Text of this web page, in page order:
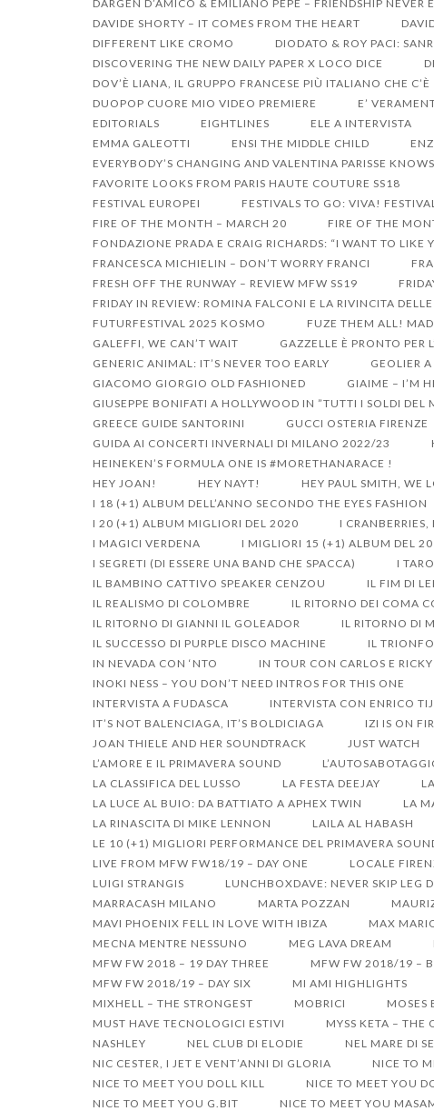
DARGEN D’AMICO & EMILIANO PEPE – FRIENDSHIP NEVER
DAVIDE SHORTY – IT COMES FROM THE HEART
DIFFERENT LIKE CROMO
DIODATO & ROY PACI:
DISCOVERING THE NEW DAILY PAPER X LOCO DICE
DOV’È LIANA, IL GRUPPO FRANCESE PIÙ ITALIANO CHE C’È
DUOPOP CUORE MIO VIDEO PREMIERE
E’
EDITORIALS
EIGHTLINES ELE A INTERVISTA
EMMA GALEOTTI
ENSI THE MIDDLE CHILD
EVERYBODY’S CHANGING AND VALENTINA PARISSE
FAVORITE LOOKS FROM PARIS HAUTE COUTURE SS18
FESTIVAL EUROPEI
FESTIVALS TO GO: VIVA!
FIRE OF THE MONTH – MARCH 20
FIRE OF THE
FONDAZIONE PRADA E CRAIG RICHARDS: “I WANT TO LIKE
FRANCESCA MICHIELIN – DON’T WORRY FRANCI
FRESH OFF THE RUNWAY – REVIEW MFW SS19
FRIDAY IN REVIEW: ROMINA FALCONI E LA RIVINCITA
FUTURFESTIVAL 2025 KOSMO
FUZE THEM ALL!
GALEFFI, WE CAN’T WAIT
GAZZELLE È PRONTO PER
GENERIC ANIMAL: IT’S NEVER TOO EARLY
GEOLIER
GIACOMO GIORGIO OLD FASHIONED
GIAIME – I’M
GIUSEPPE BONIFATI A HOLLYWOOD IN ”TUTTI I SOLDI DEL
GREECE GUIDE SANTORINI
GUCCI OSTERIA FIRENZE
GUIDA AI CONCERTI INVERNALI DI MILANO 2022/23
HEINEKEN’S FORMULA ONE IS #MORETHANARACE !
HEY JOAN!
HEY NAYT! HEY PAUL SMITH, WE
I 18 (+1) ALBUM DELL’ANNO SECONDO THE EYES FASHION
I 20 (+1) ALBUM MIGLIORI DEL 2020
I
I MAGICI VERDENA
I MIGLIORI 15 (+1) ALBUM DEL
I SEGRETI (DI ESSERE UNA BAND CHE SPACCA)
I
IL BAMBINO CATTIVO SPEAKER CENZOU
IL FIM DI
IL REALISMO DI COLOMBRE
IL RITORNO DEI COMA
IL RITORNO DI GIANNI IL GOLEADOR
IL RITORNO DI
IL SUCCESSO DI PURPLE DISCO MACHINE
IL
IN NEVADA CON ‘NTO
IN TOUR CON CARLOS E RICKY
INOKI NESS – YOU DON’T NEED INTROS FOR THIS ONE
INTERVISTA A FUDASCA
INTERVISTA CON ENRICO
IT’S NOT BALENCIAGA, IT’S BOLDICIAGA
IZI IS ON
JOAN THIELE AND HER SOUNDTRACK
JUST WATCH
L’AMORE E IL PRIMAVERA SOUND
LA CLASSIFICA DEL LUSSO
LA FESTA DEEJAY
LA LUCE AL BUIO: DA BATTIATO A APHEX TWIN
LA
LA RINASCITA DI MIKE LENNON
LAILA AL HABASH
LE 10 (+1) MIGLIORI PERFORMANCE DEL PRIMAVERA
LIVE FROM MFW FW18/19 – DAY ONE
LOCALE
LUIGI STRANGIS
LUNCHBOXDAVE: NEVER SKIP LEG
MARRACASH MILANO
MARTA POZZAN
MAVI PHOENIX FELL IN LOVE WITH IBIZA
MAX
MECNA MENTRE NESSUNO
MEG LAVA DREAM
MFW FW 2018 – 19 DAY THREE
MFW FW 2018/19 –
MFW FW 2018/19 – DAY SIX
MI AMI HIGHLIGHTS
MIXHELL – THE STRONGEST
MOBRICI MOSES
MUST HAVE TECNOLOGICI ESTIVI
MYSS KETA – THE
NASHLEY
NEL CLUB DI ELODIE NEL MARE DI
NIC CESTER, I JET E VENT’ANNI DI GLORIA
NICE TO
NICE TO MEET YOU DOLL KILL
NICE TO MEET YOU
NICE TO MEET YOU G.BIT
NICE TO MEET YOU